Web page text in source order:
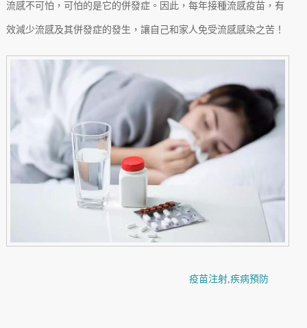
流感不可怕，可怕的是它的併發症。因此，每年接種流感疫苗，有
效減少流感及其併發症的發生，讓自己和家人免受流感感染之苦！
疫苗注射,疾病預防